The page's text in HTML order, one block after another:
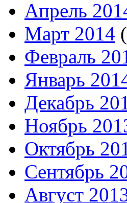
Апрель
Март 2014
Февраль
Январь
Декабрь
Ноябрь
Октябрь
Сентябрь
Август